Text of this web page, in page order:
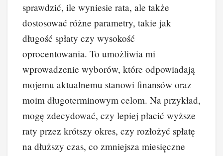
sprawdzić, ile wyniesie rata, ale także
dostosować różne parametry, takie jak
długość spłaty czy wysokość
oprocentowania. To umożliwia mi
wprowadzenie wyborów, które odpowiadają
mojemu aktualnemu stanowi finansów oraz
moim długoterminowym celom. Na przykład,
mogę zdecydować, czy lepiej płacić wyższe
raty przez krótszy okres, czy rozłożyć spłatę
na dłuższy czas, co zmniejsza miesięczne